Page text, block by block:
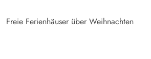
Freie Ferienhäuser über Weihnachten